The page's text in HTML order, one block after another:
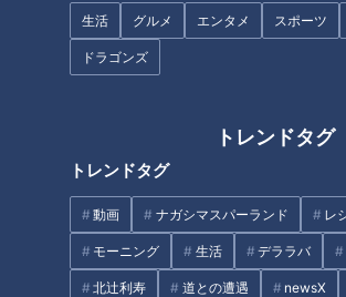
生活 グルメ エンタメ スポーツ
ドラゴンズ
トレンドタグ
トレンドタグ
動画 ナガシマスパーランド レ
モーニング 生活 デララバ
北辻利寿 道との遭遇 newsX
トをご紹介
モーニングから車海老の贅沢天
むすまで楽しめる！名古屋・那
古野の天むす専門店「天むす処
けしき. 名古屋本店」
ービスを体